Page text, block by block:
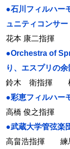
●石川フィルハー
ュニティコンサ
花本 康二指揮
●Orchestra of
り、エスプリの余
鈴木 衛指揮 横
●彩恵フィルハー
高橋 俊之指揮
●武蔵大学管弦楽
高畠浩指揮 練馬